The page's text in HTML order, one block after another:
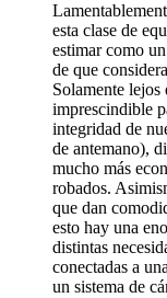
esta clase de
estimar como
de que
Solamente lejos
imprescindible
integridad de
de antemano),
mucho más
robados.
que dan
esto hay una
distintas
conectadas a
un sistema de